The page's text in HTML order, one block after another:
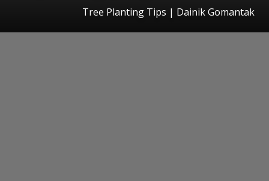
Tree Planting Tips | Dainik Gomantak